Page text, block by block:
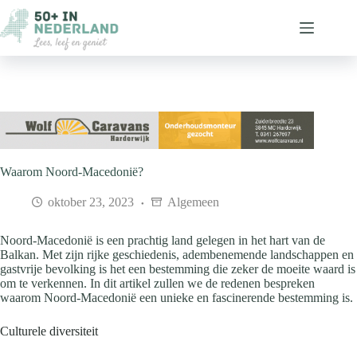
naar
de
inhoud
Waarom Noord-Macedonië?
oktober 23, 2023 Algemeen
Noord-Macedonië is een prachtig land gelegen in het hart van de
Balkan. Met zijn rijke geschiedenis, adembenemende landschappen en
gastvrije bevolking is het een bestemming die zeker de moeite waard is
om te verkennen. In dit artikel zullen we de redenen bespreken
waarom Noord-Macedonië een unieke en fascinerende bestemming is.
Culturele diversiteit